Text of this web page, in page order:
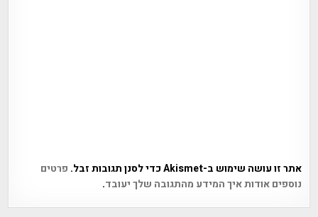
אתר זו עושה שימוש ב-Akismet כדי לסנן תגובות זבל.
פרטים
נוספים אודות איך המידע מהתגובה שלך יעובד.